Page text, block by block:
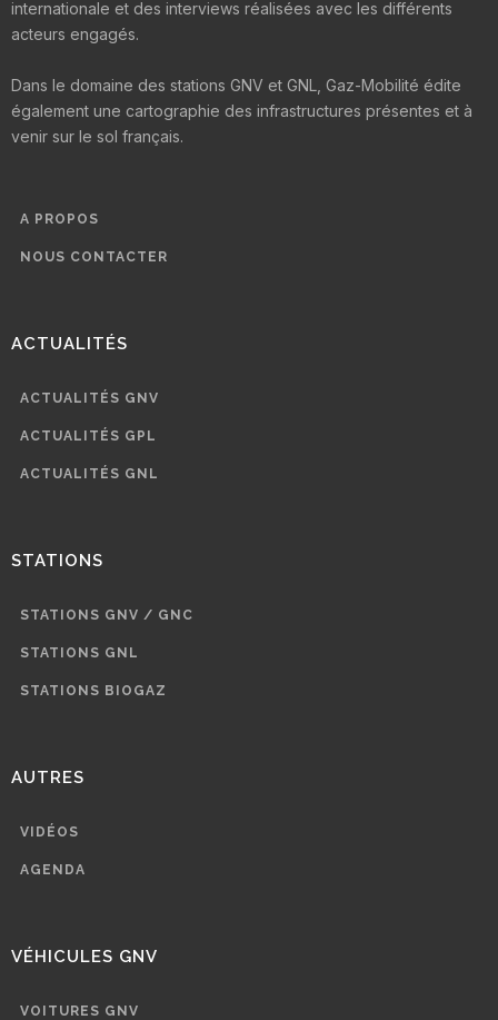
internationale et des interviews réalisées avec les différents
acteurs engagés.
Dans le domaine des stations GNV et GNL, Gaz-Mobilité édite
également une cartographie des infrastructures présentes et à
venir sur le sol français.
A PROPOS
NOUS CONTACTER
ACTUALITÉS
ACTUALITÉS GNV
ACTUALITÉS GPL
ACTUALITÉS GNL
STATIONS
STATIONS GNV / GNC
STATIONS GNL
STATIONS BIOGAZ
AUTRES
VIDÉOS
AGENDA
VÉHICULES GNV
VOITURES GNV